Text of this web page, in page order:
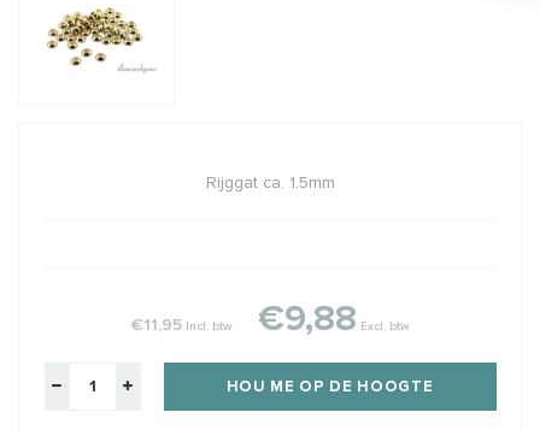
Rijggat ca. 1.5mm
€11,95 Incl. btw €9,88 Excl. btw
HOU ME OP DE HOOGTE